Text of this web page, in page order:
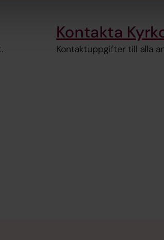
Kontakta
Kontaktuppgifter till alla